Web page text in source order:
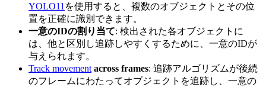
YOLO11 を使用すると、複数のオブジェクトとその位
置を正確に識別できます。
一意のIDの割り当て: 検出された各オブジェクトに
は、他と区別し追跡しやすくするために、一意のIDが
与えられます。
Track movement across frames: 追跡アルゴリズムが後続
のフレームにわたってオブジェクトを追跡し、一意の